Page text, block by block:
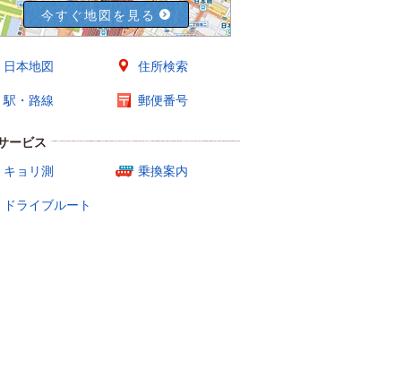
今すぐ地図を見る
日本地図 住所検索
駅・路線 郵便番号
ービス
キョリ測
乗換案内
ドライブルート